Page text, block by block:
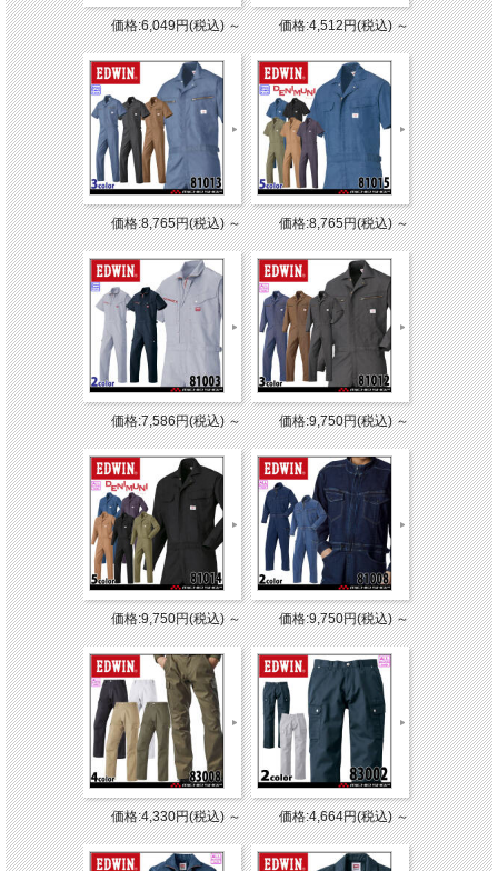
価格:6,049円(税込)～ 価格:4,512円(税込)～
価格:8,765円(税込)～ 価格:8,765円(税込)～
価格:7,586円(税込)～ 価格:9,750円(税込)～
価格:9,750円(税込)～ 価格:9,750円(税込)～
価格:4,330円(税込)～ 価格:4,664円(税込)～